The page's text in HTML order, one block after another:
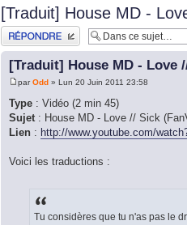
[Traduit] House MD -
Publier une réponse
[Traduit] House MD - Love
parOdd » Lun 20 Juin 2011 23:58
Type : Vidéo (2 min 45)
Sujet: House MD - Love // Sick
Lien : http://www.youtube.com/
Voici les traductions :
Tu considères que tu n'as pas le